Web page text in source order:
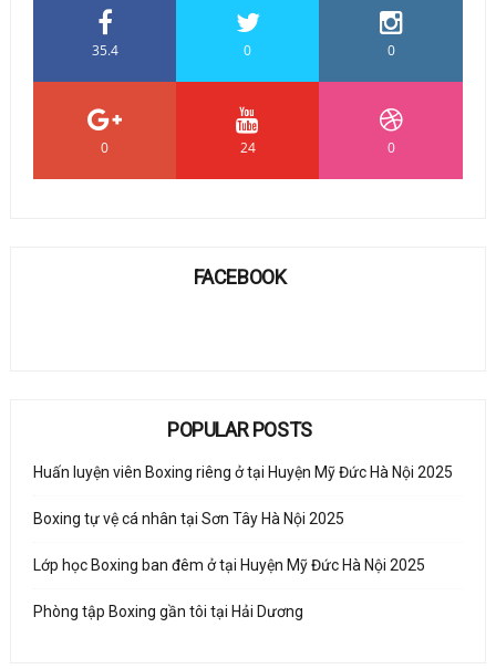
35.4 0 0
0 24 0
FACEBOOK
POPULAR POSTS
Huấn luyện viên Boxing riêng ở tại Huyện Mỹ Đức Hà Nội 2025
Boxing tự vệ cá nhân tại Sơn Tây Hà Nội 2025
Lớp học Boxing ban đêm ở tại Huyện Mỹ Đức Hà Nội 2025
Phòng tập Boxing gần tôi tại Hải Dương